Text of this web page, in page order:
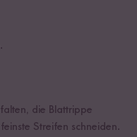
die Blattrippe
Streifen schneiden.